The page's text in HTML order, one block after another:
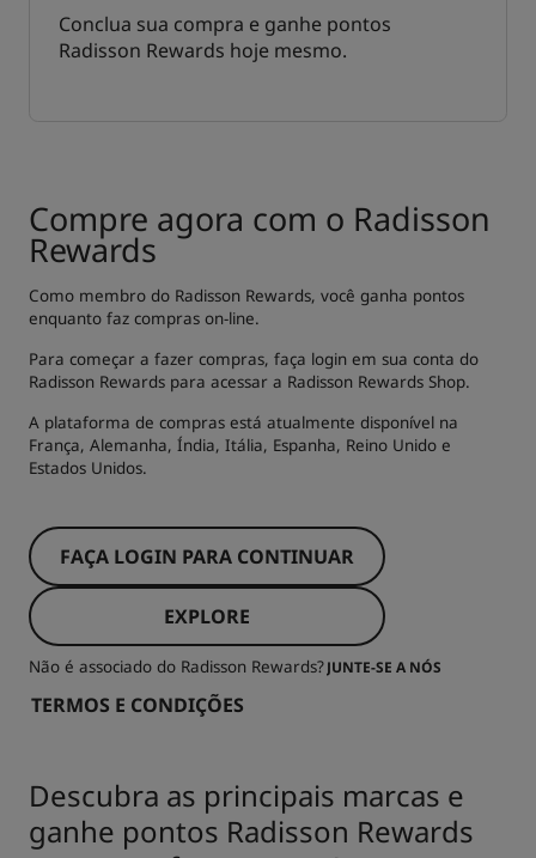
Conclua sua compra e ganhe pontos
Radisson Rewards hoje mesmo.
Compre agora com o Radisson
Rewards
Como membro do Radisson Rewards, você ganha pontos
enquanto faz compras on-line.
Para começar a fazer compras, faça login em sua conta do
Radisson Rewards para acessar a Radisson Rewards Shop.
A plataforma de compras está atualmente disponível na
França, Alemanha, Índia, Itália, Espanha, Reino Unido e
Estados Unidos.
FAÇA LOGIN PARA CONTINUAR
EXPLORE
Não é associado do Radisson Rewards?JUNTE-SE A NÓS
TERMOS E CONDIÇÕES
Descubra as principais marcas e
ganhe pontos Radisson Rewards